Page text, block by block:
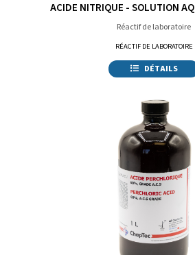
ACIDE NITRIQUE - SOLUTION
Réactif de laboratoire
RÉACTIF DE LABORATOIRE
DÉTAILS